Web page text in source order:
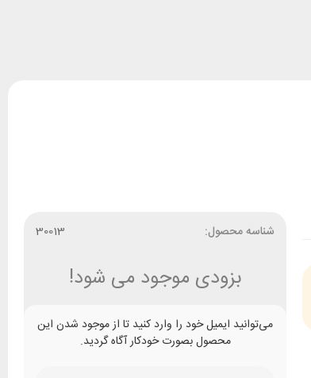
شناسه محصول: 30013
بزودی موجود می شود!
می‌توانید ایمیل خود را وارد کنید تا از موجود شدن این
محصول بصورت خودکار آگاه گردید.